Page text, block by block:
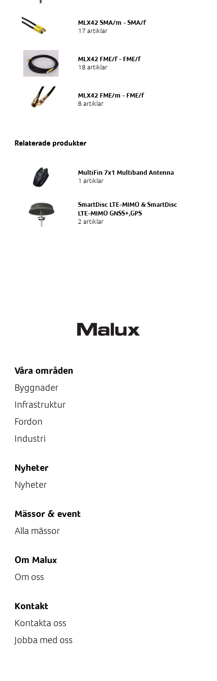
MLX42 SMA/m - SMA/f
17 artiklar
MLX42 FME/f - FME/f
18 artiklar
MLX42 FME/m - FME/f
8 artiklar
Relaterade produkter
MultiFin 7x1 Multiband Antenna
1 artiklar
SmartDisc LTE-MIMO & SmartDisc
LTE-MIMO GNSS+,GPS
2 artiklar
Våra områden
Byggnader
Infrastruktur
Fordon
Industri
Nyheter
Nyheter
Mässor & event
Alla mässor
Om Malux
Om oss
Kontakt
Kontakta oss
Jobba med oss